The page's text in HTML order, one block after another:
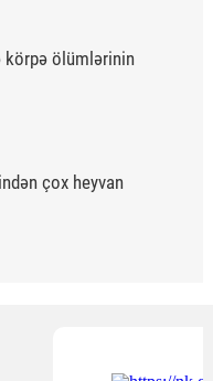
körpə ölümlərinin
çox heyvan